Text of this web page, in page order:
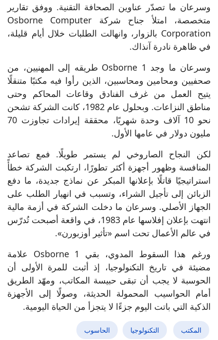
وسرعان ما تصدّر عناوين الصحافة التقنية. ووفق تقارير
متخصصة، امتلأ جناح شركة Osborne Computer
Corporation بالزوار، وانهالت الطلبات خلال أيام قليلة،
في ظاهرة نادرة آنذاك.
وسرعان ما وجد Osborne 1 طريقه إلى المهنيين، من
صحفيين ومحامين ومحاسبين، الذين رأوا فيه مكتبًا متنقلًا
يتيح العمل من غرف الفنادق وقاعات المحاكم وحتى
مناطق النزاعات. وبحلول عام 1982، كانت الشركة تشحن
نحو 10 آلاف وحدة شهريًا، محققة إيرادات تجاوزت 70
مليون دولار في عامها الأول.
لكن النجاح الصاروخي لم يستمر طويلًا. فمع تصاعد
المنافسة وظهور أجهزة أكثر تطورًا، ارتكبت الشركة خطأً
استراتيجيًا قاتلًا بإعلانها المبكر عن نماذج جديدة، ما دفع
الزبائن إلى تأجيل الشراء، وتسبب في انهيار الطلب على
الجهاز الأصلي. وسرعان ما دخلت الشركة في أزمة مالية
انتهت بإعلان إفلاسها عام 1983، في واقعة أصبحت تُدرّس
في عالم الأعمال تحت اسم «تأثير أوزبورن».
ورغم هذا السقوط المدوي، بقي Osborne 1 علامة
مضيئة في تاريخ التكنولوجيا، إذ أثبت للمرة الأولى أن
الحوسبة لا يجب أن تبقى حبيسة المكاتب، ومهّد الطريق
أمام الحواسيب المحمولة الحديثة، وصولًا إلى الأجهزة
الذكية التي باتت اليوم جزءًا لا يتجزأ من الحياة اليومية.
المكتب التكنولوجيا الحاسوب